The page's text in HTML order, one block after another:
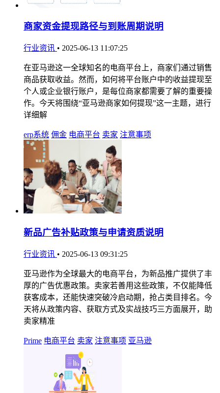
商家资金提现路径与到账周期说明
行业资讯 • 2025-06-13 11:07:25
在亚马逊这一全球知名的电商平台上，商家们通过销售
商品获取收益。然而，如何将平台账户中的收益提现至
个人或企业银行账户，是每位商家都需要了解的重要操
作。今天将围绕“亚马逊商家如何提现”这一主题，进行
详细解
erp系统 佣金 电商平台 卖家 注意事项
新品广告补贴政策与申请资质说明
行业资讯 • 2025-06-13 09:31:25
亚马逊作为全球最大的电商平台，为新品推广提供了丰
厚的广告优惠政策。卖家若善用这些政策，不仅能降低
获客成本，还能快速突破冷启动期，抢占类目排名。今
天将从政策内容、获取方式及实战技巧三方面展开，助
卖家精准
Prime 电商平台 卖家 注意事项 亚马逊